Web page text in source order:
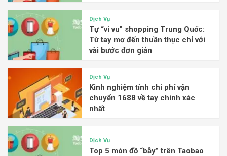
Dịch Vụ
Tự “vi vu” shopping Trung Quốc:
Từ tay mơ đến thuần thục chỉ với
vài bước đơn giản
Dịch Vụ
Kinh nghiệm tính chi phí vận
chuyển 1688 về tay chính xác
nhất
Dịch Vụ
Top 5 món đồ “bẫy” trên Taobao